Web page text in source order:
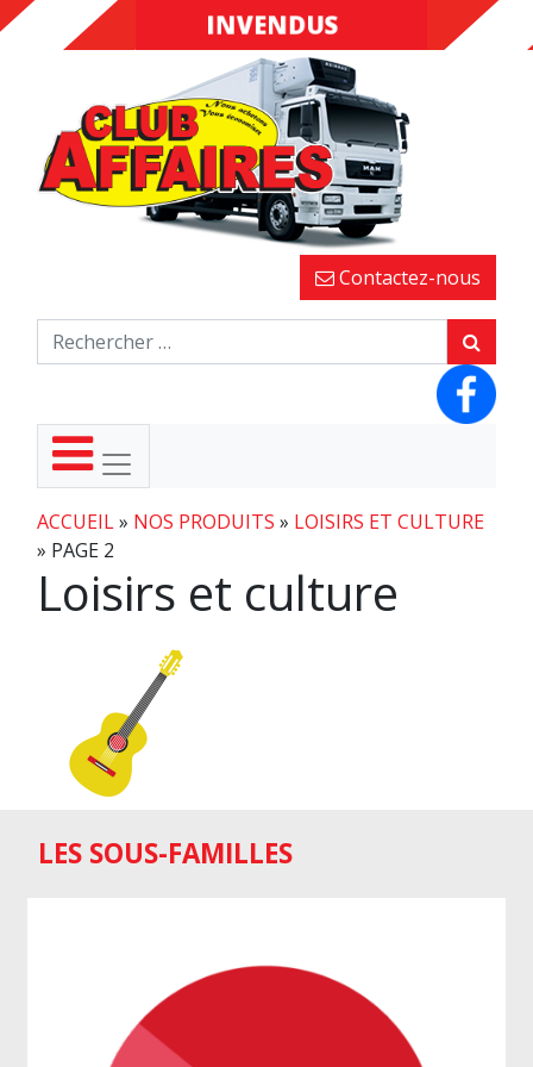
FINS DE
SÉRIES
INVENDUS
Contactez-nous
ACCUEIL» NOS PRODUITS » LOISIRS ET CULTURE
» PAGE 2
Loisirs et culture
LES SOUS-FAMILLES